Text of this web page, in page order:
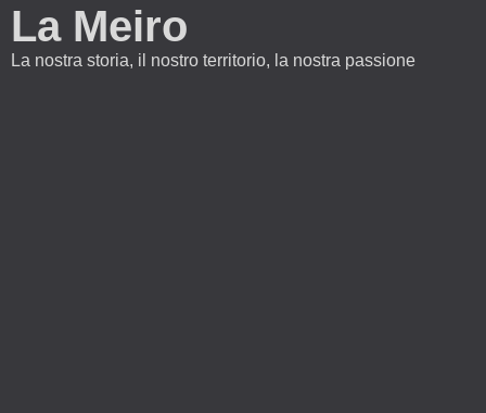
La Meiro
La nostra storia, il nostro territorio, la nostra passione